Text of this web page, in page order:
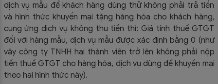
dịch vụ mẫu để khách hàng dùng thử không phải trả tiền
và hình thức khuyến mại tặng hàng hóa cho khách hàng,
cung ứng dịch vụ không thu tiền thì: Giá tính thuế GTGT
đối với hàng mẫu, dịch vụ mẫu được xác định bằng 0 (như
vậy công ty TNHH hai thành viên trở lên không phải nộp
tiền thuế GTGT cho hàng hóa, dịch vụ dùng để khuyến mại
theo hai hình thức này).